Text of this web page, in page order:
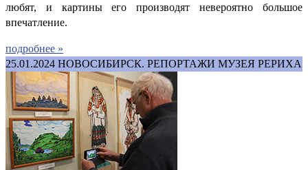
любят, и картины его производят невероятно большое
впечатление.
подробнее »
25.01.2024 НОВОСИБИРСК. РЕПОРТАЖИ МУЗЕЯ РЕРИХА